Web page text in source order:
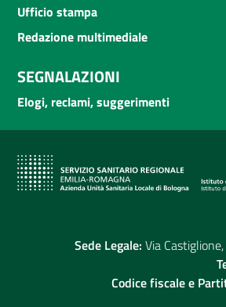
Ufficio stampa
Redazione multimediale
SEGNALAZIONI
Elogi, reclami, suggerimenti
Sede Legale: Via
Codice fiscale e